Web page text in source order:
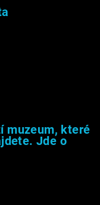
muzeum, které
Jde o